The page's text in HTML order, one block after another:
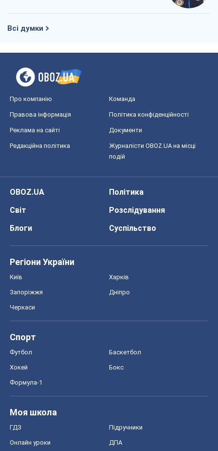
Всі думки
Про компанію Команда
Правова інформація Політика конфіденційності
Реклама на сайті Документи
Редакційна політика
Журналісти OBOZ.UA на місці
подій
OBOZ.UA
Політика
Світ
Розслідування
Блоги
Суспільство
Регіони України
Київ Харків
Запоріжжя Дніпро
Черкаси
Спорт
Футбол Баскетбол
Хокей Бокс
Формула-1
Моя школа
ГДЗ Підручники
Онлайн уроки ДПА